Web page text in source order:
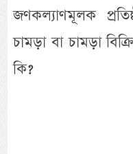
জণকল্যাণমূলক
চামড়া বা চামড়া
কি?